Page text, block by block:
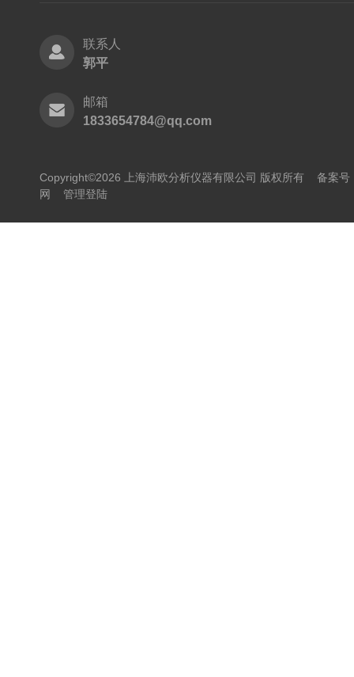
联系人
郭平
邮箱
1833654784@qq.com
Copyright©2026 上海沛欧分析仪器有限公司 版权所有 备案号
网
管理登陆